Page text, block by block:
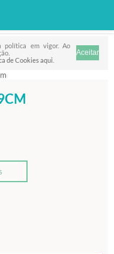
política em vigor. Ao
de Cookies aqui